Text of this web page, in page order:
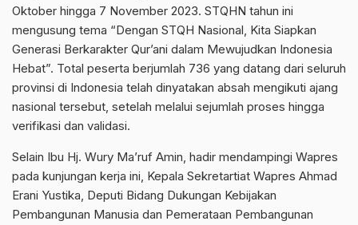
Oktober hingga 7 November 2023. STQHN tahun ini
mengusung tema “Dengan STQH Nasional, Kita Siapkan
Generasi Berkarakter Qur’ani dalam Mewujudkan Indonesia
Hebat”. Total peserta berjumlah 736 yang datang dari seluruh
provinsi di Indonesia telah dinyatakan absah mengikuti ajang
nasional tersebut, setelah melalui sejumlah proses hingga
verifikasi dan validasi.
Selain Ibu Hj. Wury Ma’ruf Amin, hadir mendampingi Wapres
pada kunjungan kerja ini, Kepala Sekretartiat Wapres Ahmad
Erani Yustika, Deputi Bidang Dukungan Kebijakan
Pembangunan Manusia dan Pemerataan Pembangunan